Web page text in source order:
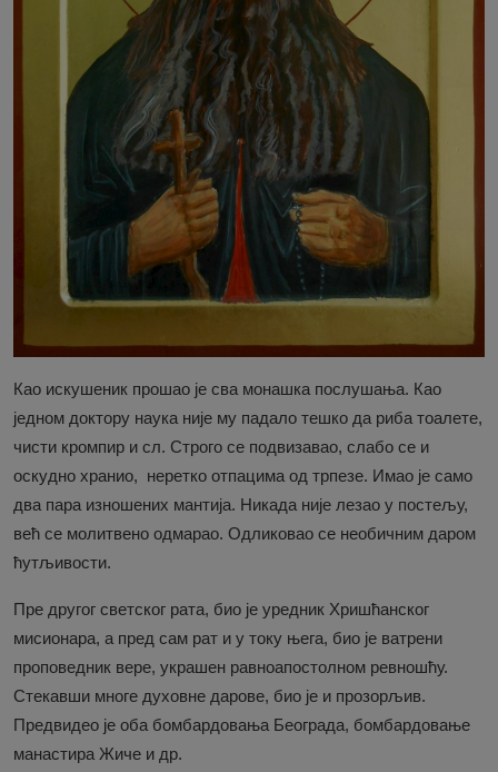
Као искушеник прошао је сва монашка послушања. Као
једном доктору наука није му падало тешко да риба тоалете,
чисти кромпир и сл. Строго се подвизавао, слабо се и
оскудно хранио, неретко отпацима од трпезе. Имао је само
два пара изношених мантија. Никада није лезао у постељу,
већ се молитвено одмарао. Одликовао се необичним даром
ћутљивости.
Пре другог светског рата, био је уредник Хришћанског
мисионара, а пред сам рат и у току њега, био је ватрени
проповедник вере, украшен равноапостолном ревношћу.
Стекавши многе духовне дарове, био је и прозорљив.
Предвидео је оба бомбардовања Београда, бомбардовање
манастира Жиче и др.